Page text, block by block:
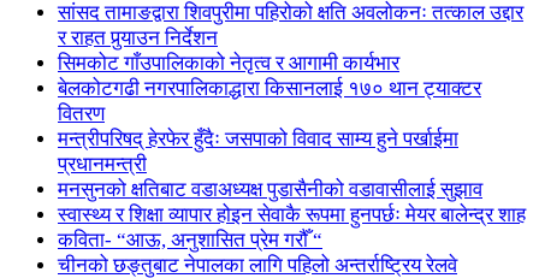
सांसद तामाङद्वारा शिवपुरीमा पहिरोको क्षति अवलोकनः तत्काल उद्दार
र राहत पुर्‍याउन निर्देशन
सिमकोट गाँउपालिकाको नेतृत्व र आगामी कार्यभार
बेलकोटगढी नगरपालिकाद्धारा किसानलाई १७० थान ट्याक्टर
वितरण
मन्त्रीपरिषद् हेरफेर हुँदैः जसपाको विवाद साम्य हुने पर्खाईमा
प्रधानमन्त्री
मनसुनको क्षतिबाट वडाअध्यक्ष पुडासैनीको वडावासीलाई सुझाव
स्वास्थ्य र शिक्षा व्यापार होइन सेवाकै रूपमा हुनपर्छः मेयर बालेन्द्र शाह
कविता- “आऊ, अनुशासित प्रेम गरौँ “
चीनको छङ्तुबाट नेपालका लागि पहिलो अन्तर्राष्ट्रिय रेलवे